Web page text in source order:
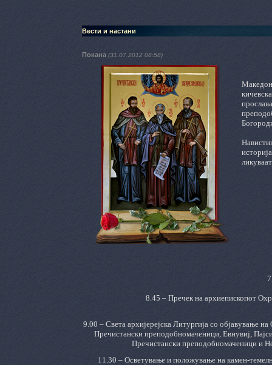
Вести и настани
Покана (31.07.2012 08:58)
8.45 – Пречек на архиепископот
9.00 – Света архијерејска Литургија со објавување
Пречистански преподобномаченици, Евнувиј,
Пречистански преподобномаченици и
11.30 – Осветување и положување на камен-